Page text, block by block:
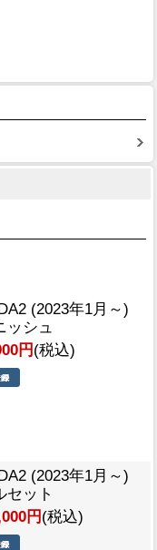
(2023年1月～)
ッシュ
円 (税込)
(2023年1月～)
セット
円 (税込)